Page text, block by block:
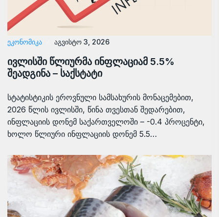
ᲔᲙᲝᲜᲝᲛᲘᲙᲐ აგვისტო 3, 2026
ივლისში წლიურმა ინფლაციამ 5.5%
შეადგინა – საქსტატი
სტატისტიკის ეროვნული სამსახურის მონაცემებით,
2026 წლის ივლისში, წინა თვესთან შედარებით,
ინფლაციის დონემ საქართველოში – -0.4 პროცენტი,
ხოლო წლიური ინფლაციის დონემ 5.5…